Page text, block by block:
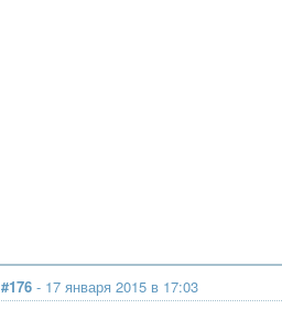
#176 - 17 января 2015 в 17:03